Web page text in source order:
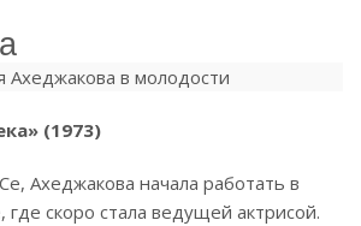
(1973)
Ахеджакова начала работать в
скоро стала ведущей актрисой.